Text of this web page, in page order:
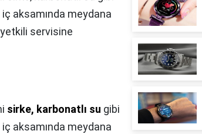
aksamında meydana
servisine
sirke, karbonatlı su gibi
aksamında meydana